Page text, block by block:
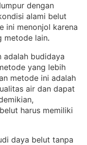
dengan
alami belut
ini menonjol karena
metode lain.
adalah budidaya
yang lebih
metode ini adalah
air dan dapat
harus memiliki
daya belut tanpa